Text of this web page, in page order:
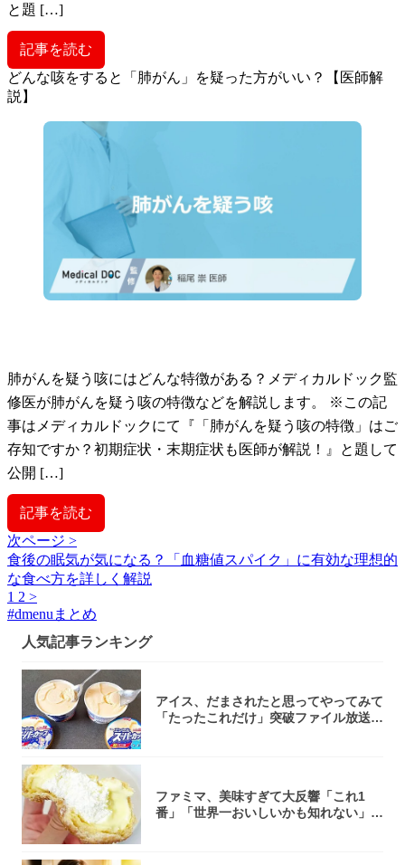
と題 […]
記事を読む
どんな咳をすると「肺がん」を疑った方がいい？【医師解
説】
肺がんを疑う咳にはどんな特徴がある？メディカルドック監
修医が肺がんを疑う咳の特徴などを解説します。 ※この記
事はメディカルドックにて『「肺がんを疑う咳の特徴」はご
存知ですか？初期症状・末期症状も医師が解説！』と題して
公開 […]
記事を読む
次ページ >
食後の眠気が気になる？「血糖値スパイク」に有効な理想的
な食べ方を詳しく解説
1 2 >
#dmenuまとめ
人気記事ランキング
アイス、だまされたと思ってやってみて
「たったこれだけ」突破ファイル放送で
ファミマ、美味すぎて大反響「これ1
番」「世界一おいしいかも知れない」